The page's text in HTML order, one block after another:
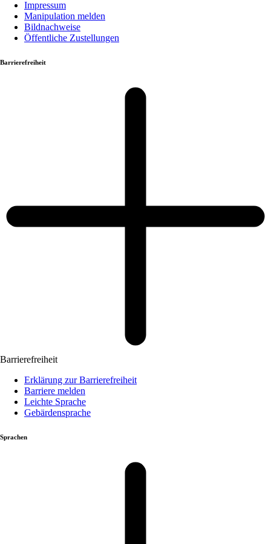
Impressum
Manipulation melden
Bildnachweise
Öffentliche Zustellungen
Barrierefreiheit
Barrierefreiheit
Erklärung zur Barrierefreiheit
Barriere melden
Leichte Sprache
Gebärdensprache
Sprachen